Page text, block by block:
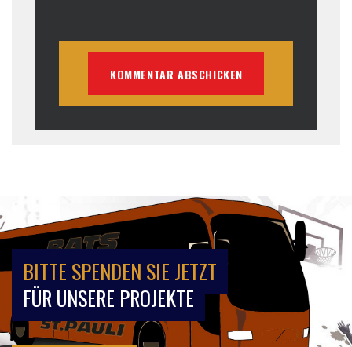
BITTE SPENDEN SIE JETZT
FÜR UNSERE PROJEKTE